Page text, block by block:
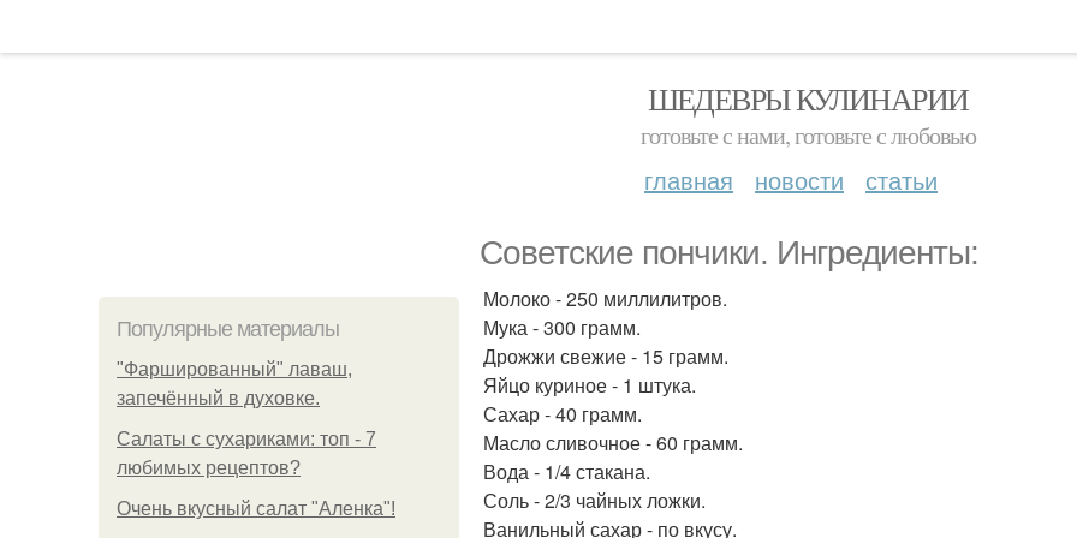
ШЕДЕВРЫ КУЛИНАРИИ
готовьте с нами, готовьте с любовью
главная новости статьи
Советские пончики. Ингредиенты:
Популярные материалы
"Фаршированный" лаваш,
запечённый в духовке.
Салаты с сухариками: топ - 7
любимых рецептов?
Очень вкусный салат "Аленка"!
Молоко - 250 миллилитров.
Мука - 300 грамм.
Дрожжи свежие - 15 грамм.
Яйцо куриное - 1 штука.
Сахар - 40 грамм.
Масло сливочное - 60 грамм.
Вода - 1/4 стакана.
Соль - 2/3 чайных ложки.
Ванильный сахар - по вкусу.